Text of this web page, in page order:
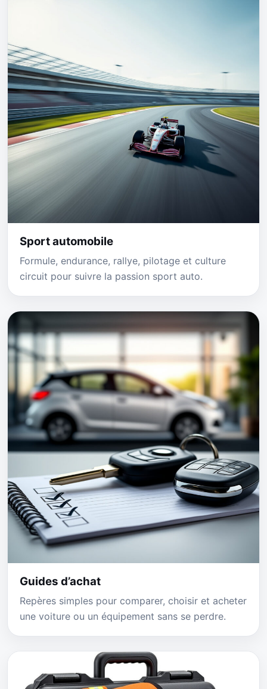
Sport automobile
Formule, endurance, rallye, pilotage et culture
circuit pour suivre la passion sport auto.
Guides d’achat
Repères simples pour comparer, choisir et acheter
une voiture ou un équipement sans se perdre.